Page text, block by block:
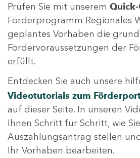
Prüfen Sie mit unserem
Förderprogramm Regionales
geplantes Vorhaben die
Fördervoraussetzungen der
erfüllt.
Entdecken Sie auch unsere
Videotutorials zum
auf dieser Seite. In unseren
Ihnen Schritt für Schritt, wie
Auszahlungsantrag stellen
Ihr Vorhaben bearbeiten.